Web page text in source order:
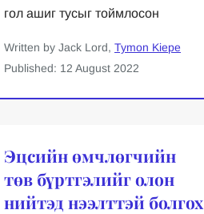
гол ашиг тусыг тоймлосон
Written by Jack Lord, Tymon Kiepe
Published: 12 August 2022
Эцсийн өмчлөгчийн
төв бүртгэлийг олон
нийтэд нээлттэй болгох